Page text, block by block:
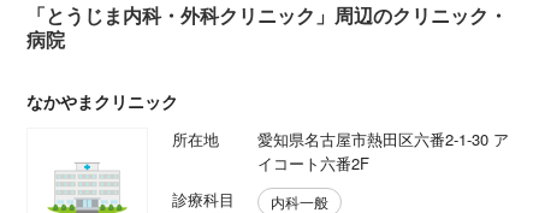
「とうじま内科・外科クリニック」周辺のクリニック・
病院
なかやまクリニック
所在地
愛知県名古屋市熱田区六番2-1-30 ア
イコート六番2F
診療科目
内科一般